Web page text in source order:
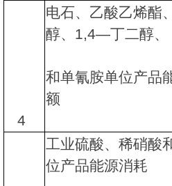
4
电石、乙酸乙烯酯
醇、1,4—丁
双
和单氰胺单位产品
额
工业硫酸、稀硝酸
位产品能